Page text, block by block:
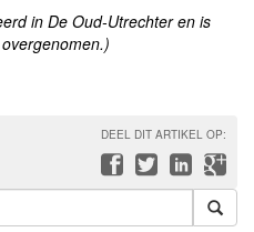
in De Oud-Utrechter en is
DEEL DIT ARTIKEL OP: